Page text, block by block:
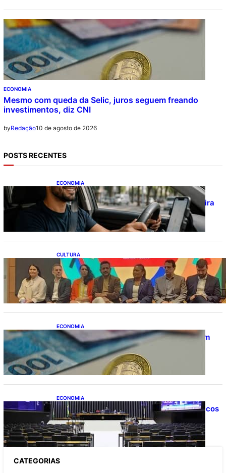
ECONOMIA
Mesmo com queda da Selic, juros seguem freando
investimentos, diz CNI
byRedação10 de agosto de 2026
POSTS RECENTES
ECONOMIA
CAIXA e 99 lançam financiamento de
veículos para motoristas parceiros; confira
as regras
CULTURA
Inscrições para o Programa Rouanet Centro-
Oeste seguem abertas até 13 de agosto
ECONOMIA
Mesmo com queda da Selic, juros seguem
freando investimentos, diz CNI
ECONOMIA
Painel de monitoramento de gastos públicos
será lançado na Câmara dos Deputados
CATEGORIAS